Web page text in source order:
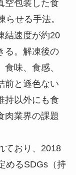
空包装した食
せる手法。
結速度が約20
る。解凍後の
味、食感、
前と遜色ない
持以外にも食
肉業界の課題
ており、2018
めるSDGs（持